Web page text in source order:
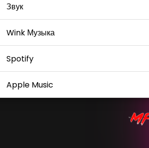
Звук
Wink Музыка
Spotify
Apple Music